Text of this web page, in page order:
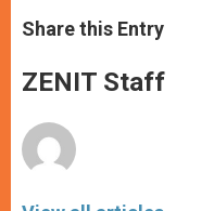
t
s
p
p
s
e
g
e
e
b
o
k
Share this Entry
ZENIT Staff